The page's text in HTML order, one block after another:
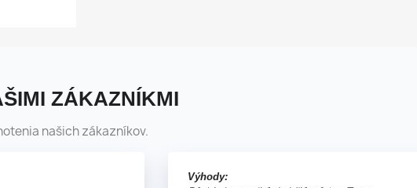
ZÁKAZNÍKMI
našich zákazníkov.
Výhody: